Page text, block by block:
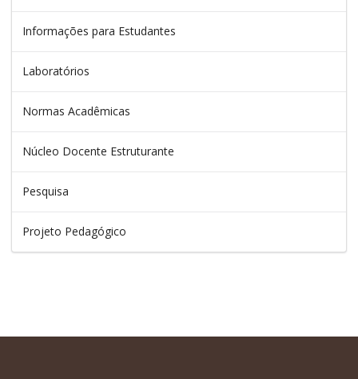
Informações para Estudantes
Laboratórios
Normas Acadêmicas
Núcleo Docente Estruturante
Pesquisa
Projeto Pedagógico